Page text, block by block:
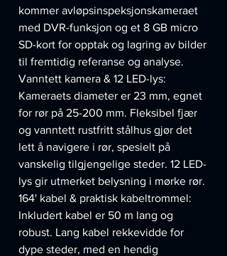
kommer avløpsinspeksjonskameraet
med DVR-funksjon og et 8 GB micro
SD-kort for opptak og lagring av bilder
til fremtidig referanse og analyse.
Vanntett kamera & 12 LED-lys:
Kameraets diameter er 23 mm, egnet
for rør på 25-200 mm. Fleksibel fjær
og vanntett rustfritt stålhus gjør det
lett å navigere i rør, spesielt på
vanskelig tilgjengelige steder. 12 LED-
lys gir utmerket belysning i mørke rør.
164' kabel & praktisk kabeltrommel:
Inkludert kabel er 50 m lang og
robust. Lang kabel rekkevidde for
dype steder, med en hendig